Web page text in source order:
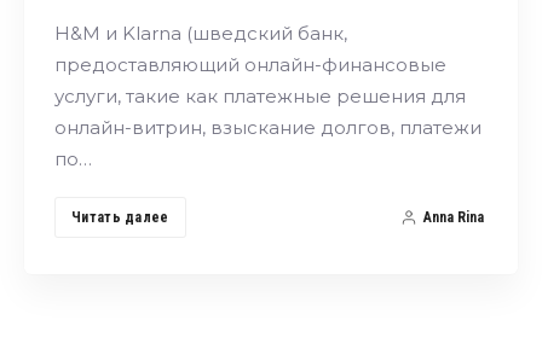
H&M и Klarna (шведский банк,
предоставляющий онлайн-финансовые
услуги, такие как платежные решения для
онлайн-витрин, взыскание долгов, платежи
по…
Читать далее Anna Rina